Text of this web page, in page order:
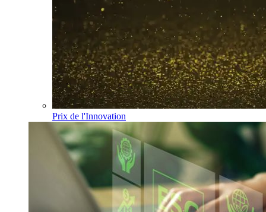
Prix de l'Innovation